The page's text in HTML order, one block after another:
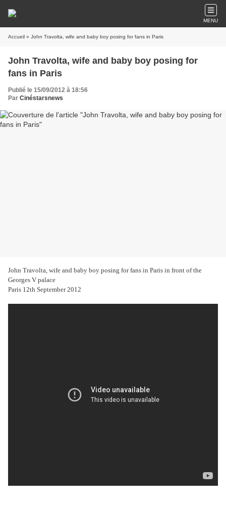
MENU
Accueil » John Travolta, wife and baby boy posing for fans in Paris
John Travolta, wife and baby boy posing for
fans in Paris
Publié le 15/09/2012 à 18:56
Par Cinéstarsnews
John Travolta, wife and baby boy posing for fans in Paris in front of the
Georges V palace
Paris 12th September 2012